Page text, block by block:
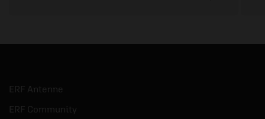
ERF Antenne
ERF Community